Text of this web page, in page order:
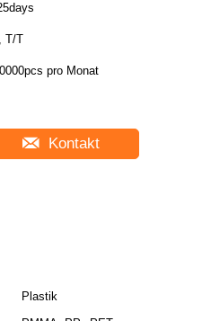
T/T
pro Monat
Kontakt
Plastik